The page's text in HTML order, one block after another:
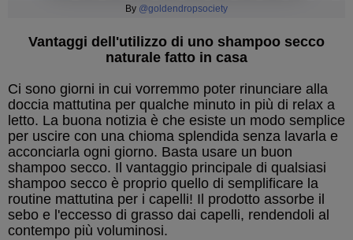
By @goldendropsociety
Vantaggi dell'utilizzo di uno shampoo secco
naturale fatto in casa
Ci sono giorni in cui vorremmo poter rinunciare alla
doccia mattutina per qualche minuto in più di relax a
letto. La buona notizia è che esiste un modo semplice
per uscire con una chioma splendida senza lavarla e
acconciarla ogni giorno. Basta usare un buon
shampoo secco. Il vantaggio principale di qualsiasi
shampoo secco è proprio quello di semplificare la
routine mattutina per i capelli! Il prodotto assorbe il
sebo e l'eccesso di grasso dai capelli, rendendoli al
contempo più voluminosi.